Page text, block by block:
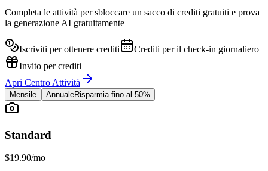
Completa le attività per sbloccare un sacco di crediti gratuiti e prova
la generazione AI gratuitamente
Iscriviti per ottenere crediti
Crediti per il check-in giornaliero
Invito per crediti
Apri Centro Attività
Mensile AnnualeRisparmia fino al 50%
Standard
$19.90/mo